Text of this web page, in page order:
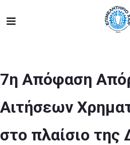
7η Απόφαση
Αιτήσεων
στο πλαίσιο της